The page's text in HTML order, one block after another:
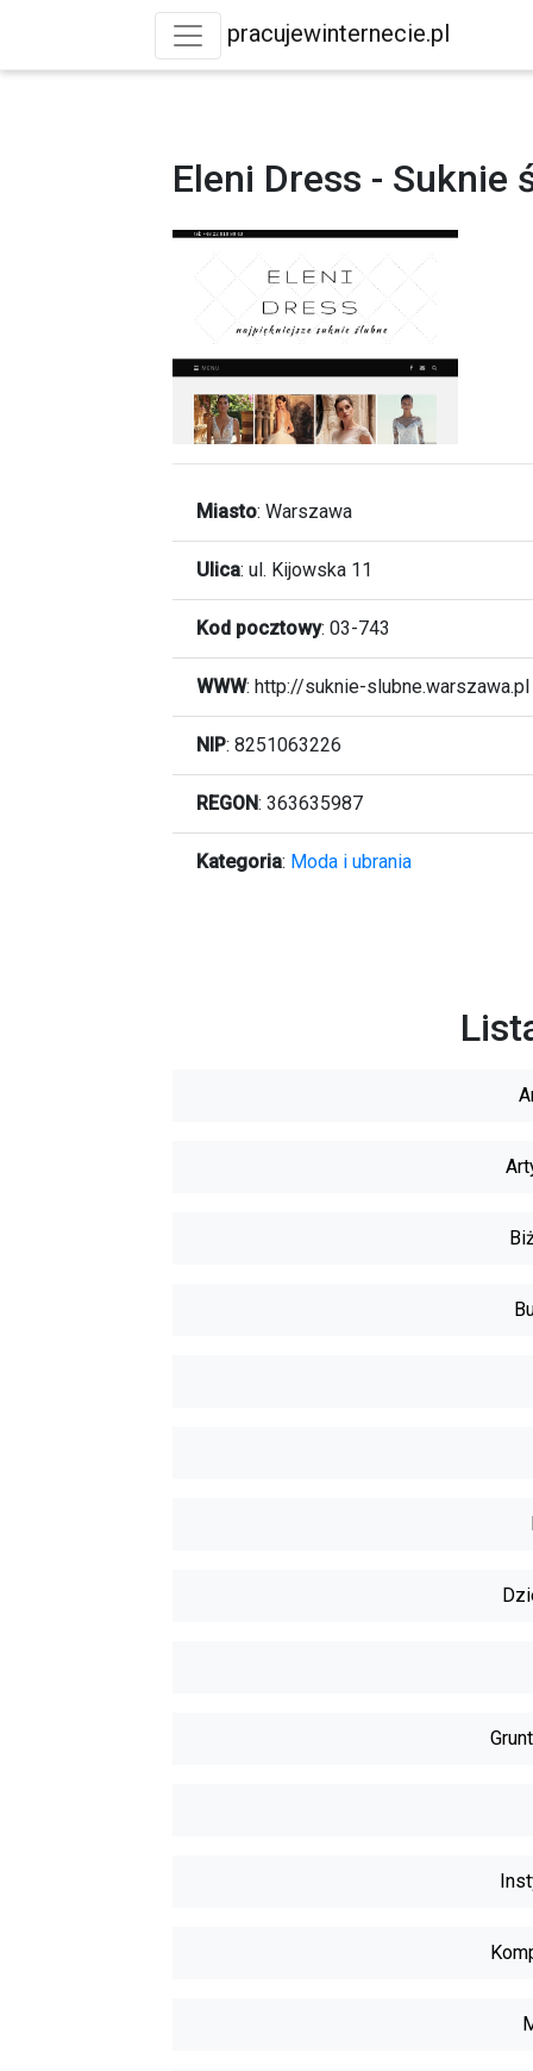
pracujewinternecie.pl
Eleni Dress - Suknie
Miasto: Warszawa
Ulica: ul. Kijowska 11
Kod pocztowy: 03-743
WWW: http://suknie-slubne.warszawa.pl
NIP: 8251063226
REGON: 363635987
Kategoria: Moda i ubrania